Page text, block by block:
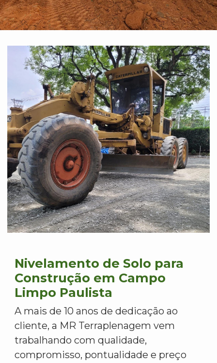
Nivelamento de Solo para
Construção em Campo
Limpo Paulista
A mais de 10 anos de dedicação ao
cliente, a MR Terraplenagem vem
trabalhando com qualidade,
compromisso, pontualidade e preço